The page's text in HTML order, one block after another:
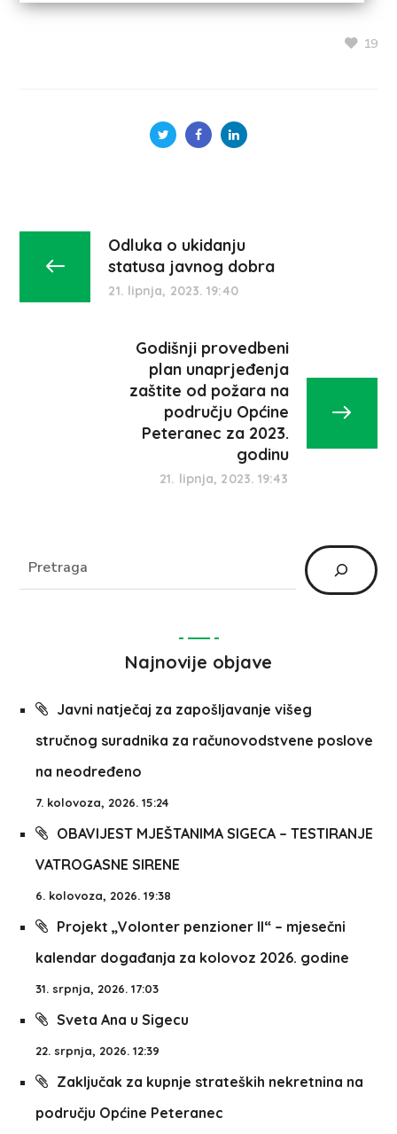
19
Odluka o ukidanju
statusa javnog dobra
21. lipnja, 2023. 19:40
Godišnji provedbeni
plan unaprjeđenja
zaštite od požara na
području Općine
Peteranec za 2023.
godinu
21. lipnja, 2023. 19:43
Najnovije objave
Javni natječaj za zapošljavanje višeg
stručnog suradnika za računovodstvene poslove
na neodređeno
7. kolovoza, 2026. 15:24
OBAVIJEST MJEŠTANIMA SIGECA – TESTIRANJE
VATROGASNE SIRENE
6. kolovoza, 2026. 19:38
Projekt „Volonter penzioner II“ – mjesečni
kalendar događanja za kolovoz 2026. godine
31. srpnja, 2026. 17:03
Sveta Ana u Sigecu
22. srpnja, 2026. 12:39
Zaključak za kupnje strateških nekretnina na
području Općine Peteranec